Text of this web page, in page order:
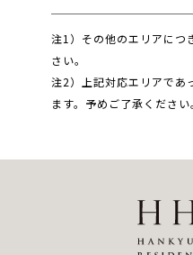
注1）その他のエリアにつ
さい。
注2）上記対応エリアであ
ます。予めご了承ください。